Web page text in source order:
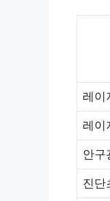
레이
레이
안구
진단